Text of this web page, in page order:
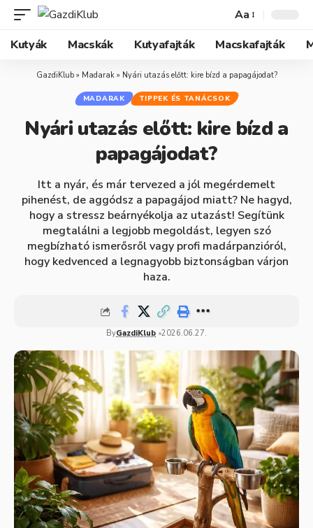
Aa
Kutyák
Macskák Kutyafajták Macskafajták
GazdiKlub» Madarak» Nyári utazás előtt: kire bízd a papagájodat?
MADARAK TIPPEK ÉS TANÁCSOK
Nyári utazás előtt: kire bízd a
papagájodat?
Itt a nyár, és már tervezed a jól megérdemelt
pihenést, de aggódsz a papagájod miatt? Ne hagyd,
hogy a stressz beárnyékolja az utazást! Segítünk
megtalálni a legjobb megoldást, legyen szó
megbízható ismerősről vagy profi madárpanzióról,
hogy kedvenced a legnagyobb biztonságban várjon
haza.
ByGazdiKlub 2026.06.27.